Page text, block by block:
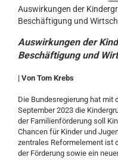
Auswirkungen der
Beschäftigung und
Auswirkungen der
Beschäftigung und
| Von Tom Krebs
Die Bundesregierung hat mit
September 2023 die
der Familienförderung soll
Chancen für Kinder und
zentrales Reformelement ist
der Förderung sowie ein